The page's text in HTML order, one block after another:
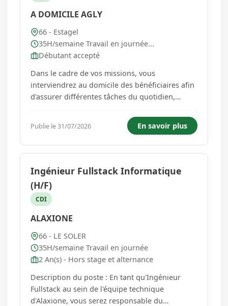
A DOMICILE AGLY
66 - Estagel
35H/semaine Travail en journée...
Débutant accepté
Dans le cadre de vos missions, vous
interviendrez au domicile des bénéficiaires afin
d'assurer différentes tâches du quotidien,
linge, - la préparation des repas, - la réalisation
des courses, - l'aide aux déplacements et à la
mobilité. Les inter...
Publie le 31/07/2026 En savoir plus
Ingénieur Fullstack Informatique
(H/F)
CDI
ALAXIONE
66 - LE SOLER
35H/semaine Travail en journée
2 An(s) - Hors stage et alternance
Description du poste : En tant qu'Ingénieur
Fullstack au sein de l'équipe technique
d'Alaxione, vous serez responsable du